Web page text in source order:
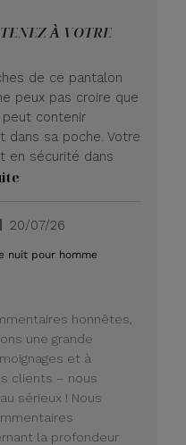
À VOTRE
de ce pantalon
peux pas croire que
contenir
dans sa poche. Votre
en sécurité dans
Date
publication
20/07/26
nuit pour homme
honnêtes,
une grande
et à
clients – nous
sérieux ! Nous
la profondeur